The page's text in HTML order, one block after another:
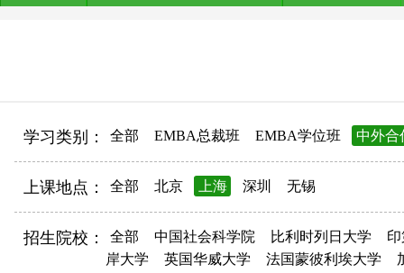
EMBA招生简章
学习类别： 全部 EMBA总裁班 EMBA学位班 中外合
上课地点： 全部 北京 上海 深圳 无锡
招生院校： 全部 中国社会科学院 比利时列日大学
岸大学
英国华威大学 法国蒙彼利埃大学